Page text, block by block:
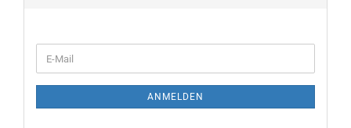
ZUR
E-
Mail
ANMELDEN